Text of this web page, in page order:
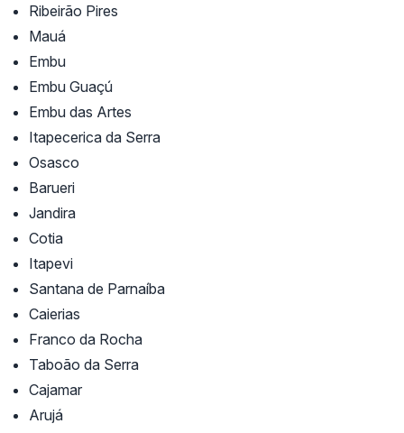
Ribeirão Pires
Mauá
Embu
Embu Guaçú
Embu das Artes
Itapecerica da Serra
Osasco
Barueri
Jandira
Cotia
Itapevi
Santana de Parnaíba
Caierias
Franco da Rocha
Taboão da Serra
Cajamar
Arujá